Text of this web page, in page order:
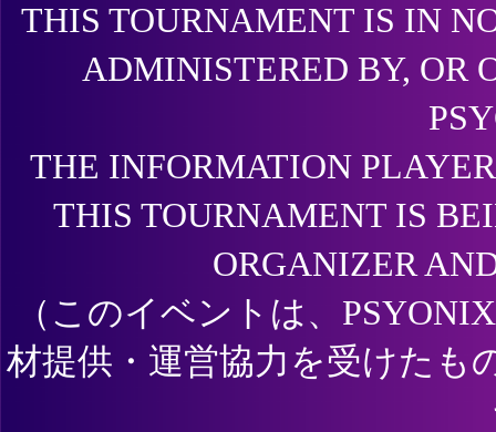
THIS TOURNAMENT IS IN
ADMINISTERED BY, OR
THE INFORMATION
THIS TOURNAMENT IS
ORGANIZER
（このイベントは、
材提供・運営協力を受けたも